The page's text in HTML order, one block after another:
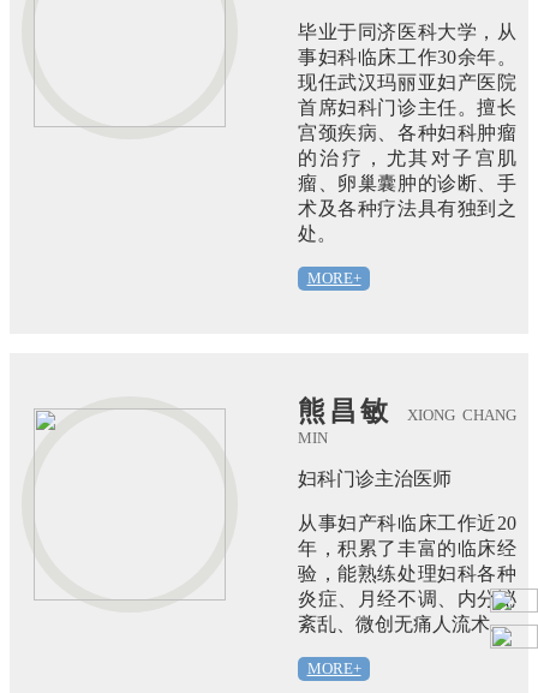
毕业于同济医科大学，从
事妇科临床工作30余年。
现任武汉玛丽亚妇产医院
首席妇科门诊主任。擅长
宫颈疾病、各种妇科肿瘤
的治疗，尤其对子宫肌
瘤、卵巢囊肿的诊断、手
术及各种疗法具有独到之
处。
MORE+
熊昌敏
XIONG CHANG
MIN
妇科门诊主治医师
从事妇产科临床工作近20
年，积累了丰富的临床经
验，能熟练处理妇科各种
炎症、月经不调、内分泌
紊乱、微创无痛人流术。
MORE+